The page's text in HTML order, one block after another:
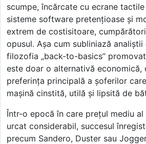
scumpe, încărcate cu ecrane
sisteme software pretențioase și
extrem de costisitoare,
opusul. Așa cum subliniază analiștii
filozofia „back-to-basics”
este doar o alternativă economică,
preferința principală a șoferilor
mașină cinstită, utilă și lipsită de
Într-o epocă în care prețul mediu al
urcat considerabil, succesul
precum Sandero, Duster sau